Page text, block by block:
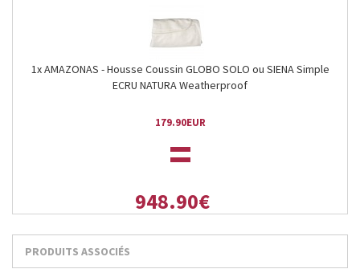
1x AMAZONAS - Housse Coussin GLOBO SOLO ou SIENA Simple
ECRU NATURA Weatherproof
179.90EUR
=
948.90€
PRODUITS ASSOCIÉS